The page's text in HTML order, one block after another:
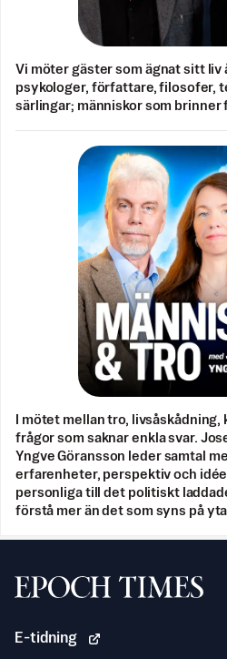
Vi möter gäster som ägnat sitt liv
psykologer, författare, filosofer,
särlingar; människor som brinner
I mötet mellan tro,
frågor som saknar enkla svar.
Yngve Göransson leder samtal
erfarenheter, perspektiv och
personliga till det politiskt
förstå mer än det som syns på
Svenska Epoch Times
E-tidning